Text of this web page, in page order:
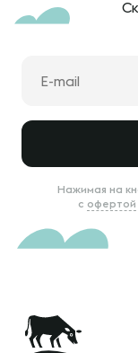
Нажимая на
с офертой